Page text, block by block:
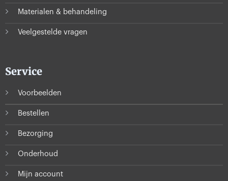
Materialen & behandeling
Veelgestelde vragen
Service
Voorbeelden
Bestellen
Bezorging
Onderhoud
Mijn account